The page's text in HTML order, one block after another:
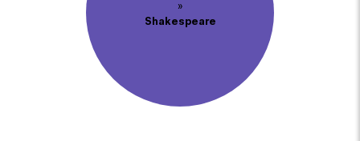
»
Shakespeare